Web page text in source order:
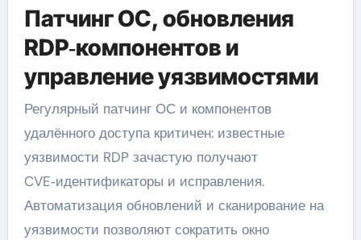
Патчинг ОС, обновления
RDP‑компонентов и
управление уязвимостями
Регулярный патчинг ОС и компонентов
удалённого доступа критичен: известные
уязвимости RDP зачастую получают
CVE‑идентификаторы и исправления.
Автоматизация обновлений и сканирование на
уязвимости позволяют сократить окно